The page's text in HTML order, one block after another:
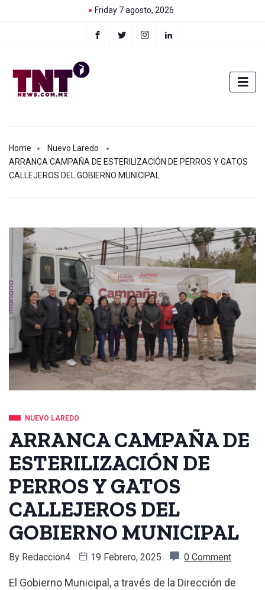
Friday 7 agosto, 2026
Home
Nuevo Laredo
ARRANCA CAMPAÑA DE ESTERILIZACIÓN DE PERROS Y GATOS
CALLEJEROS DEL GOBIERNO MUNICIPAL
NUEVO LAREDO
ARRANCA CAMPAÑA DE
ESTERILIZACIÓN DE
PERROS Y GATOS
CALLEJEROS DEL
GOBIERNO MUNICIPAL
By Redaccion4 19 Febrero, 2025 0 Comment
El Gobierno Municipal, a través de la Dirección de